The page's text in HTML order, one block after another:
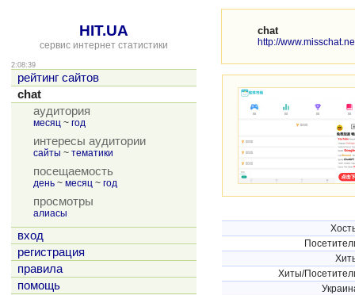
HIT.UA
сервис интернет статистики
2:08:39
рейтинг сайтов
chat
аудитория
месяц ~ год
интересы аудитории
сайты ~ тематики
посещаемость
день ~ месяц ~ год
просмотры
алиасы
вход
регистрация
правила
помощь
chat
http://
Хиты/